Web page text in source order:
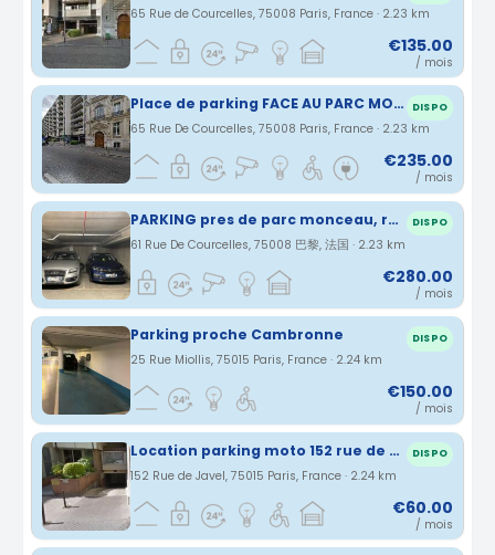
65 Rue de Courcelles, 75008 Paris, France · 2.23 km
€135.00
/ mois
Place de parking FACE AU PARC MONCEAU DISPO
65 Rue De Courcelles, 75008 Paris, France · 2.23 km
€235.00
/ mois
PARKING pres de parc monceau, rue courcelles DISPO
61 Rue De Courcelles, 75008 巴黎, 法国 · 2.23 km
€280.00
/ mois
Parking proche Cambronne DISPO
25 Rue Miollis, 75015 Paris, France · 2.24 km
€150.00
/ mois
Location parking moto 152 rue de Javel - 75015 Paris DISPO
152 Rue de Javel, 75015 Paris, France · 2.24 km
€60.00
/ mois